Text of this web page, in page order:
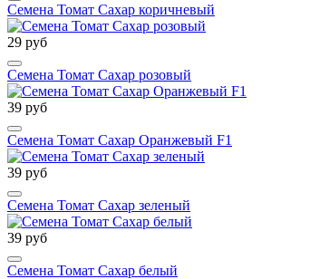
Семена Томат Сахар коричневый
29 руб
Семена Томат Сахар розовый
39 руб
Семена Томат Сахар Оранжевый F1
39 руб
Семена Томат Сахар зеленый
39 руб
Семена Томат Сахар белый